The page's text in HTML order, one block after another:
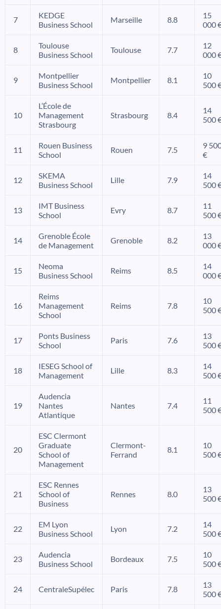
7
KEDGE
Business School
Marseille 8.8
15
000
8
Toulouse
Business School
Toulouse 7.7
12
000
9
Montpellier
Business School
Montpellier 8.1
10
500
10
L’École de
Management
Strasbourg
Strasbourg 8.4
14
500
11
Rouen Business
School
Rouen 7.5
9
€
12
SKEMA
Business School
Lille 7.9
14
500
13
IMT Business
School
Evry 8.7
11
500
14
Grenoble École
de Management
Grenoble 8.2
13
000
15
Neoma
Business School
Reims 8.5
14
000
16
Reims
Management
School
Reims 7.8
10
500
17
Ponts Business
School
Paris 7.6
13
500
18
IESEG School of
Management
Lille 8.3
14
500
19
Audencia
Nantes
Atlantique
Nantes 7.4
11
500
20
ESC Clermont
Graduate
School of
Management
Clermont-
Ferrand
8.1
10
500
21
ESC Rennes
School of
Business
Rennes 8.0
13
500
22
EM Lyon
Business School
Lyon 7.2
14
500
23
Audencia
Business School
Bordeaux 7.5
10
500
24 CentraleSupélec Paris 7.8
13
500